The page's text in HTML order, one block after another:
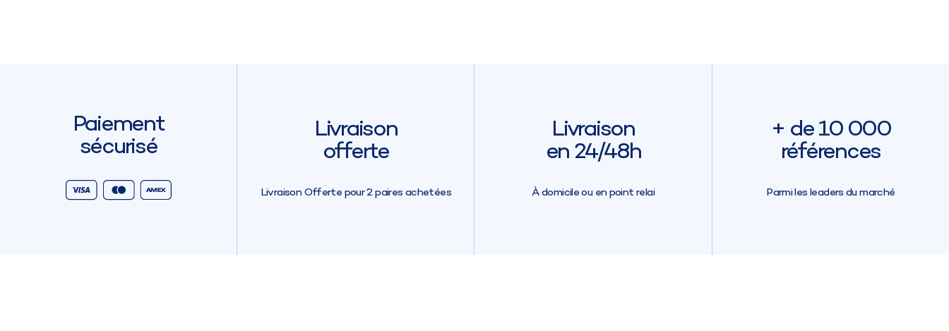
Paiement
sécurisé
Livraison
offerte
Livraison Offerte pour 2 paires achetées
Livraison
en 24/48h
À domicile ou en point relai
+ de 10 000
références
Parmi les leaders du marché